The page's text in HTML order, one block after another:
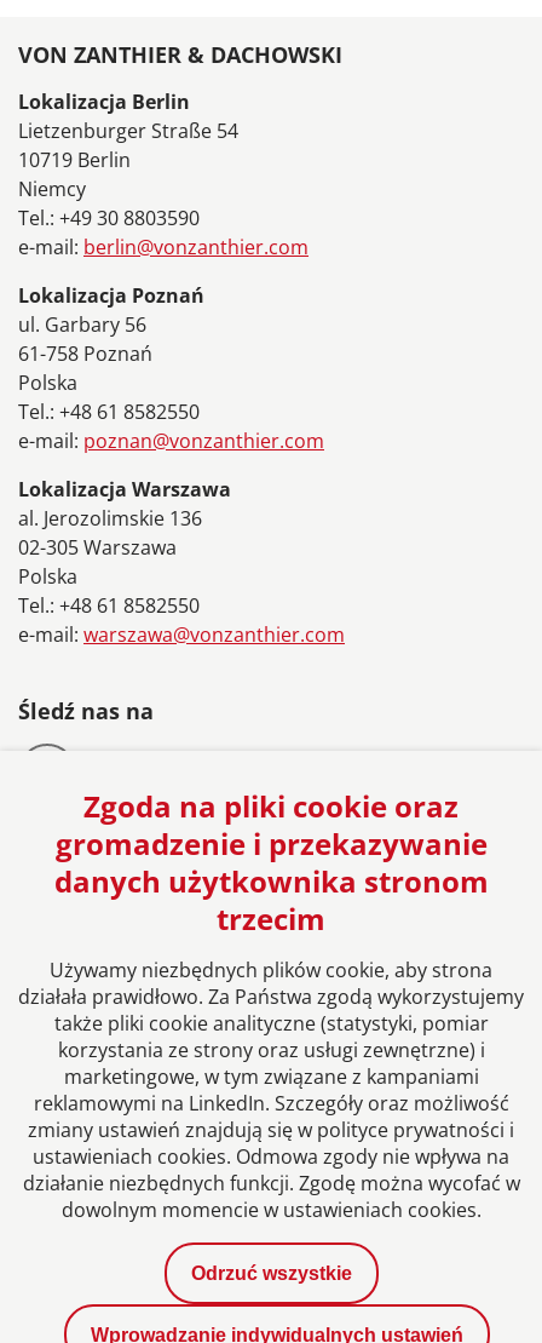
VON ZANTHIER & DACHOWSKI
Lokalizacja Berlin
Lietzenburger Straße 54
10719 Berlin
Niemcy
Tel.: +49 30 8803590
e-mail: berlin@vonzanthier.com
Lokalizacja Poznań
ul. Garbary 56
61-758 Poznań
Polska
Tel.: +48 61 8582550
e-mail: poznan@vonzanthier.com
Lokalizacja Warszawa
al. Jerozolimskie 136
02-305 Warszawa
Polska
Tel.: +48 61 8582550
e-mail: warszawa@vonzanthier.com
Śledź nas na
Europejska sieć Kancelarii Prawnych
Informacje prawne
Polityka prywatności
Kontakt
Zgoda na pliki cookie oraz
gromadzenie i przekazywanie
danych użytkownika stronom
trzecim
Używamy niezbędnych plików cookie, aby strona
działała prawidłowo. Za Państwa zgodą wykorzystujemy
także pliki cookie analityczne (statystyki, pomiar
korzystania ze strony oraz usługi zewnętrzne) i
marketingowe, w tym związane z kampaniami
reklamowymi na LinkedIn. Szczegóły oraz możliwość
zmiany ustawień znajdują się w polityce prywatności i
ustawieniach cookies. Odmowa zgody nie wpływa na
działanie niezbędnych funkcji. Zgodę można wycofać w
dowolnym momencie w ustawieniach cookies.
Odrzuć wszystkie
Wprowadzanie indywidualnych ustawień